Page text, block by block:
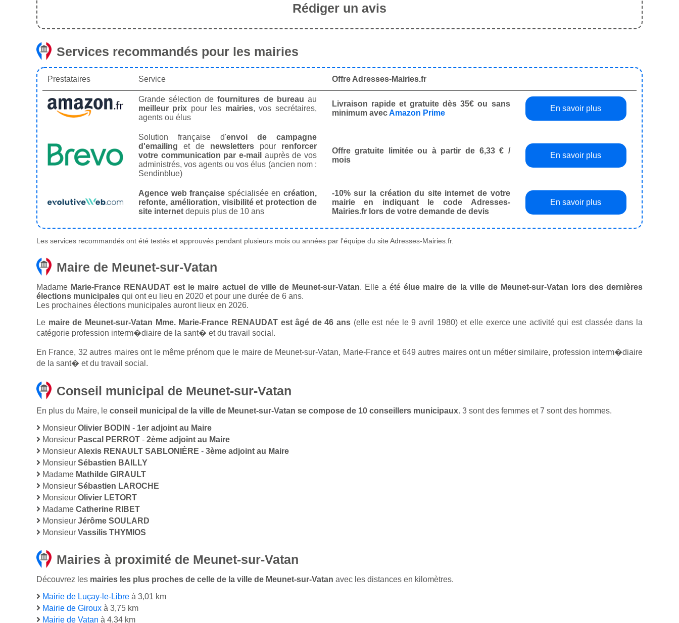
Rédiger un avis
Services recommandés pour les mairies
Prestataires Service Offre Adresses-Mairies.fr
Grande sélection defournitures de bureau au
meilleur prix pour les mairies, vos secrétaires,
agents ou élus
Livraison rapide et gratuite dès 35€ ou sans
minimum avecAmazon Prime
En savoir plus
Solution française d'envoi de campagne
d'emailing et de newsletterspour renforcer
votre communication par e-mail auprès de vos
administrés, vos agents ou vos élus (ancien nom :
Sendinblue)
Offre gratuite limitée ou à partir de 6,33 € /
mois
En savoir plus
Agence web française spécialisée en création,
refonte, amélioration, visibilité et protection de
site internet depuis plus de 10 ans
-10% sur la création du site internet de votre
mairie en indiquant le code Adresses-
Mairies.fr lors de votre demande de devis
En savoir plus
Les services recommandés ont été testés et approuvés pendant plusieurs mois ou années par l'équipe du site Adresses-Mairies.fr.
Maire de Meunet-sur-Vatan
Madame Marie-France RENAUDAT est le maire actuel de ville de Meunet-sur-Vatan. Elle a étéélue maire de la ville de Meunet-sur-Vatan lors des dernières
élections municipales qui ont eu lieu en 2020 et pour une durée de 6 ans.
Les prochaines élections municipales auront lieux en 2026.
Le maire de Meunet-sur-Vatan Mme. Marie-France RENAUDAT est âgé de 46 ans (elle est née le 9 avril 1980) et elle exerce une activité qui est classée dans la
catégorie profession interm�diaire de la sant� et du travail social.
En France, 32 autres maires ont le même prénom que le maire de Meunet-sur-Vatan, Marie-France et 649 autres maires ont un métier similaire, profession interm�diaire
de la sant� et du travail social.
Conseil municipal de Meunet-sur-Vatan
En plus du Maire, le conseil municipal de la ville de Meunet-sur-Vatan se compose de 10 conseillers municipaux. 3 sont des femmes et 7 sont des hommes.
Monsieur Olivier BODIN - 1er adjoint au Maire
Monsieur Pascal PERROT - 2ème adjoint au Maire
Monsieur Alexis RENAULT SABLONIÈRE - 3ème adjoint au Maire
Monsieur Sébastien BAILLY
Madame Mathilde GIRAULT
Monsieur Sébastien LAROCHE
Monsieur Olivier LETORT
Madame Catherine RIBET
Monsieur Jérôme SOULARD
Monsieur Vassilis THYMIOS
Mairies à proximité de Meunet-sur-Vatan
Découvrez les mairies les plus proches de celle de la ville de Meunet-sur-Vatan avec les distances en kilomètres.
Mairie de Luçay-le-Libre à 3,01 km
Mairie de Giroux à 3,75 km
Mairie de Vatan à 4,34 km